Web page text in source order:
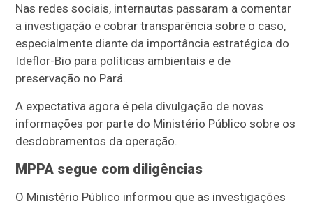
Nas redes sociais, internautas passaram a comentar
a investigação e cobrar transparência sobre o caso,
especialmente diante da importância estratégica do
Ideflor-Bio para políticas ambientais e de
preservação no Pará.
A expectativa agora é pela divulgação de novas
informações por parte do Ministério Público sobre os
desdobramentos da operação.
MPPA segue com diligências
O Ministério Público informou que as investigações